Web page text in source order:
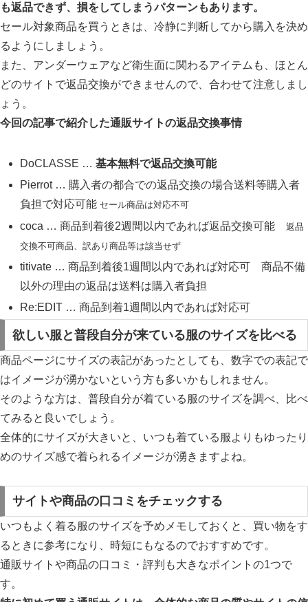
も返品できず、損をしてしまうパターンもあります。
セール対象商品を買うときは、冷静に判断してから購入を決め
るようにしましょう。
また、アンダーウェアなど衛生面に関わるアイテムも、ほとん
どのサイトで返品交換ができませんので、合わせて注意しまし
ょう。
今回の記事で紹介した通販サイトの返品交換事情
DoCLASSE …基本無料で返品交換可能
Pierrot … 購入者の都合での返品交換の場合送料等購入者
負担で対応可能 セール商品は対応不可
coca … 商品到着後2週間以内であれば返品交換可能返品
交換不可商品、訳あり商品等は該当せず
titivate … 商品到着後1週間以内であれば対応可 商品不備
以外の理由の返品は送料は購入者負担
Re:EDIT … 商品到着1週間以内であれば対応可
欲しい服と普段自分が来ている服のサイズを比べる
商品ページにサイズの表記があったとしても、数字での表記で
はイメージが湧かないという方も多いかもしれません。
そのような方は、普段自分が着ている服のサイズを調べ、比べ
てみると良いでしょう。
全体的にサイズが大きいと、いつも着ている服よりもゆったり
めのサイズ感で着られるイメージが湧きますよね。
サイトや商品の口コミをチェックする
いつもよく着る服のサイズを予めメモしておくと、買い物をす
るときに参考になり、時短にもなるのでおすすめです。
通販サイトや商品の口コミ・評判も大きなポイントの1つで
す。